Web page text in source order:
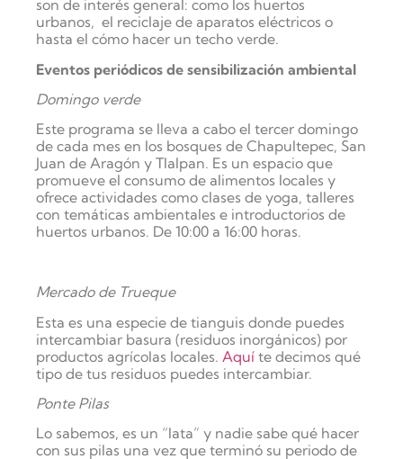
son de interés general: como los huertos
urbanos, el reciclaje de aparatos eléctricos o
hasta el cómo hacer un techo verde.
Eventos periódicos de sensibilización ambiental
Domingo verde
Este programa se lleva a cabo el tercer domingo
de cada mes en los bosques de Chapultepec, San
Juan de Aragón y Tlalpan. Es un espacio que
promueve el consumo de alimentos locales y
ofrece actividades como clases de yoga, talleres
con temáticas ambientales e introductorios de
huertos urbanos. De 10:00 a 16:00 horas.
Mercado de Trueque
Esta es una especie de tianguis donde puedes
intercambiar basura (residuos inorgánicos) por
productos agrícolas locales. Aquí te decimos qué
tipo de tus residuos puedes intercambiar.
Ponte Pilas
Lo sabemos, es un “lata” y nadie sabe qué hacer
con sus pilas una vez que terminó su periodo de